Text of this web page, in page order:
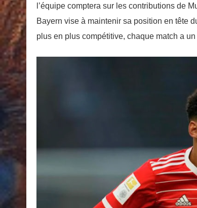
l’équipe comptera sur les contributions de
Bayern vise à maintenir sa position en tête
plus en plus compétitive, chaque match a